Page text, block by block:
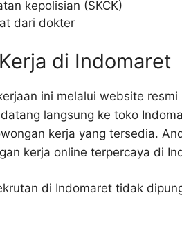
kepolisian (SKCK)
dari dokter
di Indomaret
ini melalui website
langsung ke toko
kerja yang tersedia.
kerja online terpercaya di
di Indomaret tidak